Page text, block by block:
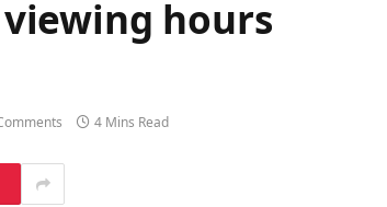
hours
4 Mins Read